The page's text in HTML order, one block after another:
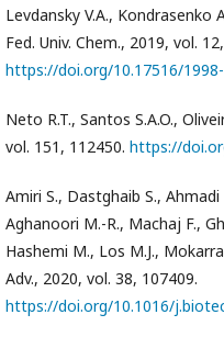
Levdansky V.A., Kondrasenko
Fed. Univ. Chem., 2019, vol.
https://doi.org/10.17516/
Neto R.T., Santos S.A.O.,
vol. 151, 112450. https://
Amiri S., Dastghaib S.,
Aghanoori M.-R., Machaj F.,
Hashemi M., Los M.J.,
Adv., 2020, vol. 38, 107409.
https://doi.org/10.1016/